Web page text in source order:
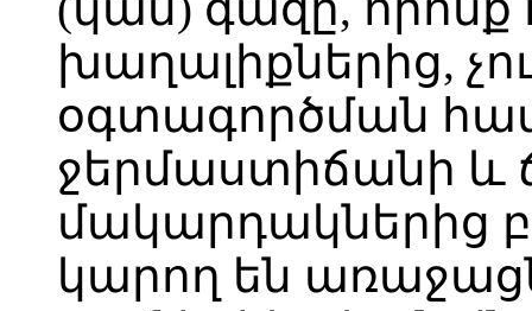
խաղալիքներից,
օգտագործման
ջերմաստիճանի և
մակարդակներից
կարող են